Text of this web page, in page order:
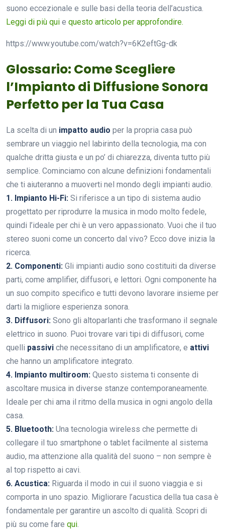
suono eccezionale e sulle basi della teoria dell’acustica.
Leggi di più qui e questo articolo per approfondire.
https://www.youtube.com/watch?v=6K2eftGg-dk
Glossario: Come Scegliere
l’Impianto di Diffusione Sonora
Perfetto per la Tua Casa
La scelta di un impatto audio per la propria casa può
sembrare un viaggio nel labirinto della tecnologia, ma con
qualche dritta giusta e un po’ di chiarezza, diventa tutto più
semplice. Cominciamo con alcune definizioni fondamentali
che ti aiuteranno a muoverti nel mondo degli impianti audio.
1. Impianto Hi-Fi: Si riferisce a un tipo di sistema audio
progettato per riprodurre la musica in modo molto fedele,
quindi l’ideale per chi è un vero appassionato. Vuoi che il tuo
stereo suoni come un concerto dal vivo? Ecco dove inizia la
ricerca.
2. Componenti: Gli impianti audio sono costituiti da diverse
parti, come amplifier, diffusori, e lettori. Ogni componente ha
un suo compito specifico e tutti devono lavorare insieme per
darti la migliore esperienza sonora.
3. Diffusori: Sono gli altoparlanti che trasformano il segnale
elettrico in suono. Puoi trovare vari tipi di diffusori, come
quelli passivi che necessitano di un amplificatore, e attivi
che hanno un amplificatore integrato.
4. Impianto multiroom: Questo sistema ti consente di
ascoltare musica in diverse stanze contemporaneamente.
Ideale per chi ama il ritmo della musica in ogni angolo della
casa.
5. Bluetooth: Una tecnologia wireless che permette di
collegare il tuo smartphone o tablet facilmente al sistema
audio, ma attenzione alla qualità del suono – non sempre è
al top rispetto ai cavi.
6. Acustica: Riguarda il modo in cui il suono viaggia e si
comporta in uno spazio. Migliorare l’acustica della tua casa è
fondamentale per garantire un ascolto di qualità. Scopri di
più su come fare qui.